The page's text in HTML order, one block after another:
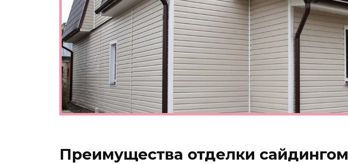
Преимущества отделки сайдингом